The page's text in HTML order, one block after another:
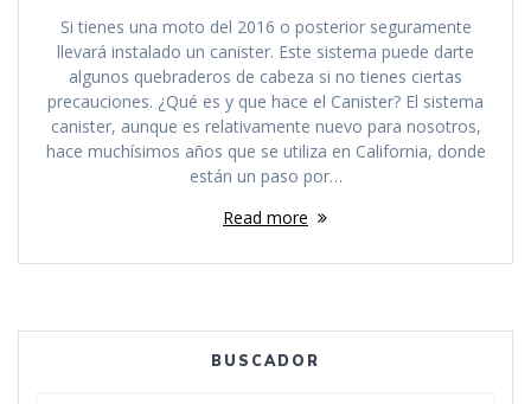
Si tienes una moto del 2016 o posterior seguramente
llevará instalado un canister. Este sistema puede darte
algunos quebraderos de cabeza si no tienes ciertas
precauciones. ¿Qué es y que hace el Canister? El sistema
canister, aunque es relativamente nuevo para nosotros,
hace muchísimos años que se utiliza en California, donde
están un paso por…
Read more
BUSCADOR